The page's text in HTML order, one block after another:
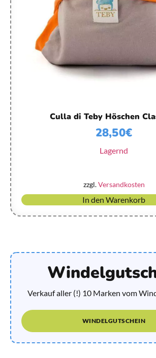
Culla di Teby Höschen
28,50€
Lagernd
zzgl.Versandkosten
In den Warenkorb
Verkauf aller (!) 10 Marken vom
WINDELGUTSCHEIN